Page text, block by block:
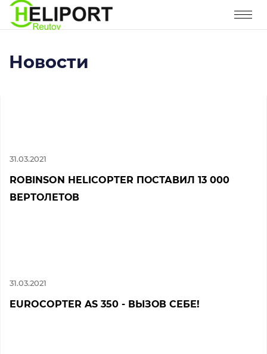
Новости
31.03.2021
ROBINSON HELICOPTER ПОСТАВИЛ 13 000
ВЕРТОЛЕТОВ
31.03.2021
EUROCOPTER AS 350 - ВЫЗОВ СЕБЕ!